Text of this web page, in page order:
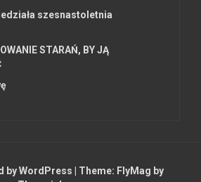
szesnastoletnia
STARAŃ, BY JĄ
by WordPress Theme: FlyMag by